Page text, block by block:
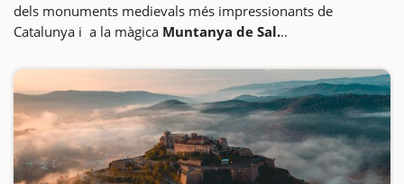
dels monuments medievals més impressionants de
Catalunya i a la màgica Muntanya de Sal...